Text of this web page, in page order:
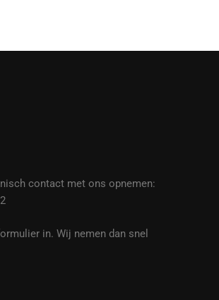
contact met ons opnemen:
in. Wij nemen dan snel